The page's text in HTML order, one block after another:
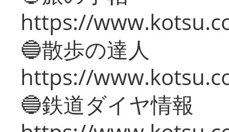
https://
🔵散歩の達人
https://
🔵鉄道ダイヤ情報